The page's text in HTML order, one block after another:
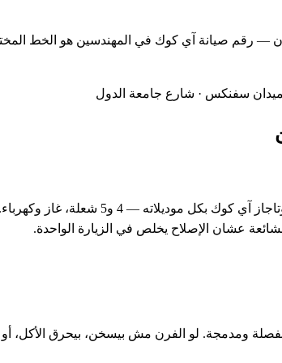
سفنكس · شارع جامعة الدول
أشهر خدمة بنقدّمها في
عشان الإصلاح يخلص في الزيارة الواحدة.
ومدمجة. لو الفرن مش بيسخن، بيحرق الأكل،